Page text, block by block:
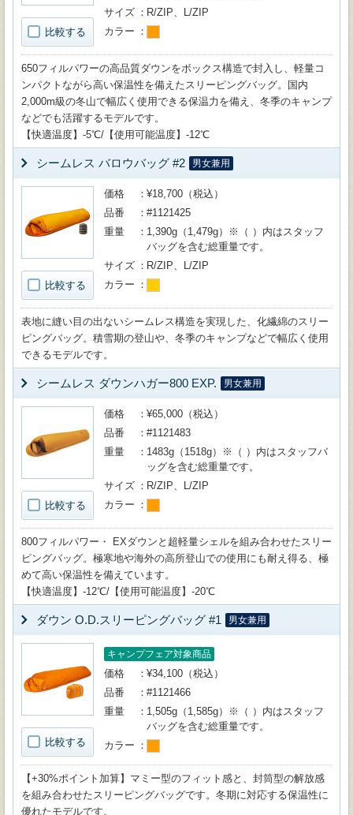
比較する
サイズ
R/ZIP、L/ZIP
カラー
650フィルパワーの高品質ダウンをボックス構造で封入し、軽量コ
ンパクトながら高い保温性を備えたスリーピングバッグ。国内
2,000m級の冬山で幅広く使用できる保温力を備え、冬季のキャンプ
などでも活躍するモデルです。
【快適温度】-5℃/【使用可能温度】-12℃
シームレス バロウバッグ #2 男女兼用
比較する
価格
¥18,700（税込）
品番
#1121425
重量
1,390g（1,479g）※（ ）内はスタッフ
バッグを含む総重量です。
サイズ
R/ZIP、L/ZIP
カラー
表地に縫い目の出ないシームレス構造を実現した、化繊綿のスリー
ピングバッグ。積雪期の登山や、冬季のキャンプなどで幅広く使用
できるモデルです。
シームレス ダウンハガー800 EXP. 男女兼用
比較する
価格
¥65,000（税込）
品番
#1121483
重量
1483g（1518g）※（ ）内はスタッフバ
ッグを含む総重量です。
サイズ
R/ZIP、L/ZIP
カラー
800フィルパワー・ EXダウンと超軽量シェルを組み合わせたスリー
ピングバッグ。極寒地や海外の高所登山での使用にも耐え得る、極
めて高い保温性を備えています。
【快適温度】-12℃/【使用可能温度】-20℃
ダウン O.D.スリーピングバッグ #1 男女兼用
比較する
キャンプフェア対象商品
価格
¥34,100（税込）
品番
#1121466
重量
1,505g（1,585g）※（ ）内はスタッフ
バッグを含む総重量です。
カラー
【+30%ポイント加算】マミー型のフィット感と、封筒型の解放感
を組み合わせたスリーピングバッグです。冬期に対応する保温性に
優れたモデルです。